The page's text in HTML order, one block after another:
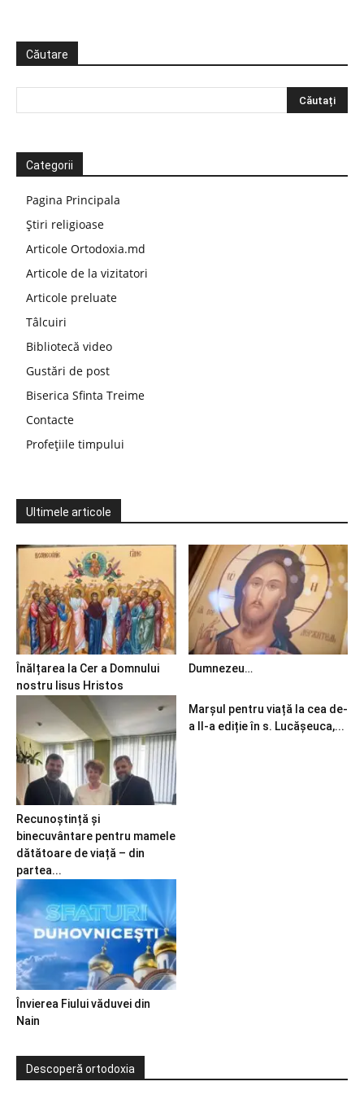
Căutare
Categorii
Pagina Principala
Știri religioase
Articole Ortodoxia.md
Articole de la vizitatori
Articole preluate
Tâlcuiri
Bibliotecă video
Gustări de post
Biserica Sfinta Treime
Contacte
Profețiile timpului
Ultimele articole
Înălțarea la Cer a Domnului
nostru Iisus Hristos
Dumnezeu…
Recunoștință și
binecuvântare pentru mamele
dătătoare de viață – din
partea...
Marșul pentru viață la cea de-
a II-a ediție în s. Lucășeuca,...
Învierea Fiului văduvei din
Nain
Descoperă ortodoxia